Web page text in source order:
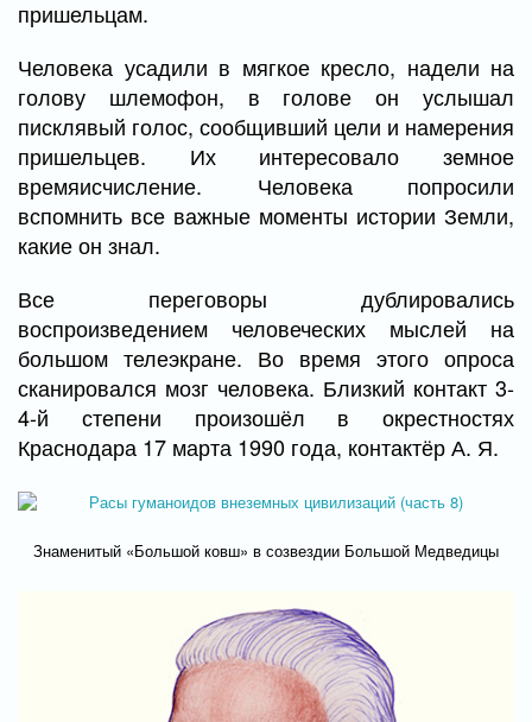
пришельцам.
Человека усадили в мягкое кресло, надели на
голову шлемофон, в голове он услышал
писклявый голос, сообщивший цели и намерения
пришельцев. Их интересовало земное
времяисчисление. Человека попросили
вспомнить все важные моменты истории Земли,
какие он знал.
Все переговоры дублировались
воспроизведением человеческих мыслей на
большом телеэкране. Во время этого опроса
сканировался мозг человека. Близкий контакт 3-
4-й степени произошёл в окрестностях
Краснодара 17 марта 1990 года, контактёр А. Я.
Знаменитый «Большой ковш» в созвездии Большой Медведицы